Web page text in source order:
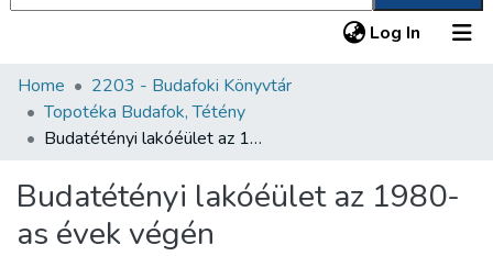
Log In (current)
Communities & Collections
All of DSpace
About us
Home
2203 - Budafoki Könyvtár
Topotéka Budafok, Tétény
Budatétényi lakóéület az 1980-as évek végén
Budatétényi lakóéület az 1980-
as évek végén